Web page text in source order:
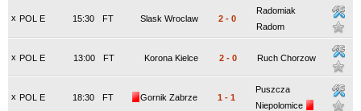
x POL E FT
15:30 Slask Wroclaw 2 - 0
Radomiak
Radom
x POL E FT
13:00 Korona Kielce 2 - 0 Ruch Chorzow
x POL E FT
18:30 Gornik Zabrze 1 - 1
Puszcza
Niepolomice